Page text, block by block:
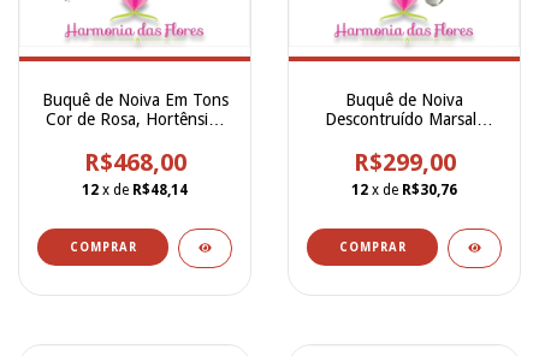
Buquê de Noiva Em Tons
Cor de Rosa, Hortênsias
Champanhe - BN00264
R$468,00
12 x de R$48,14
Buquê de Noiva
Descontruído Marsala
Branco de Alstroemerias -
BN00263
R$299,00
12 x de R$30,76